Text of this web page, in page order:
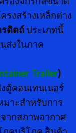
รงสร้างเหล็กต่าง
รดิตถ์ ประเภทนี้
ส่งในภาค
Trailer)
ตู้คอนเทนเนอร์
มาะสำหรับการ
ากสภาพอากาศ